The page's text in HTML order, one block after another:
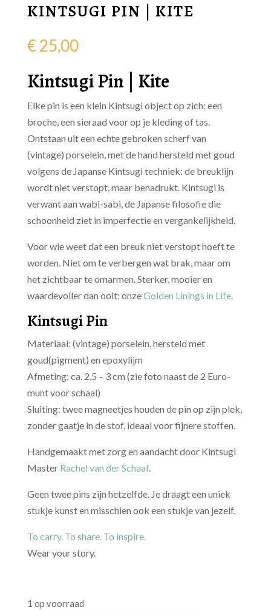
KINTSUGI PIN | KITE
€25,00
Kintsugi Pin | Kite
Elke pin is een klein Kintsugi object op zich: een
broche, een sieraad voor op je kleding of tas.
Ontstaan uit een echte gebroken scherf van
(vintage) porselein, met de hand hersteld met goud
volgens de Japanse Kintsugi techniek: de breuklijn
wordt niet verstopt, maar benadrukt. Kintsugi is
verwant aan wabi-sabi, de Japanse filosofie die
schoonheid ziet in imperfectie en vergankelijkheid.
Voor wie weet dat een breuk niet verstopt hoeft te
worden. Niet om te verbergen wat brak, maar om
het zichtbaar te omarmen. Sterker, mooier en
waardevoller dan ooit: onzeGolden Linings in Life.
Kintsugi Pin
Materiaal: (vintage) porselein, hersteld met
goud(pigment) en epoxylijm
Afmeting: ca. 2,5 – 3 cm (zie foto naast de 2 Euro-
munt voor schaal)
Sluiting: twee magneetjes houden de pin op zijn plek,
zonder gaatje in de stof, ideaal voor fijnere stoffen.
Handgemaakt met zorg en aandacht door Kintsugi
Master Rachel van der Schaaf.
Geen twee pins zijn hetzelfde. Je draagt een uniek
stukje kunst en misschien ook een stukje van jezelf.
To carry. To share. To inspire.
Wear your story.
1 op voorraad